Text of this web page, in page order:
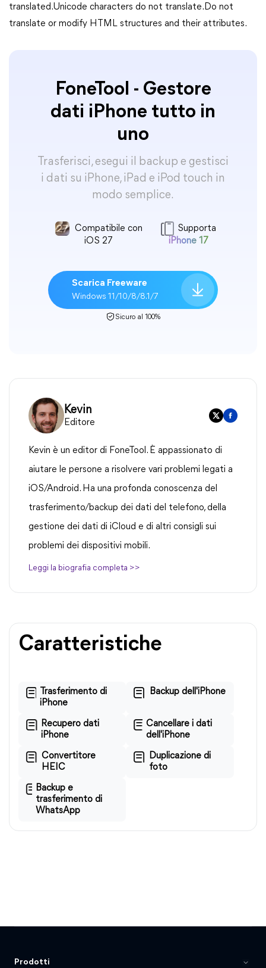
translated.Unicode characters do not translate.Do not
translate or modify HTML structures and their attributes.
FoneTool - Gestore
dati iPhone tutto in
uno
Trasferisci, esegui il backup e gestisci
i dati su iPhone, iPad e iPod touch in
modo semplice.
Compatibile con
iOS 27
Supporta
iPhone 17
Scarica Freeware
Windows 11/10/8/8.1/7
Sicuro al 100%
Kevin
Editore
Kevin è un editor di FoneTool. È appassionato di
aiutare le persone a risolvere vari problemi legati a
iOS/Android. Ha una profonda conoscenza del
trasferimento/backup dei dati del telefono, della
gestione dei dati di iCloud e di altri consigli sui
problemi dei dispositivi mobili.
Leggi la biografia completa >>
Caratteristiche
Trasferimento di
iPhone
Backup dell'iPhone
Recupero dati
iPhone
Cancellare i dati
dell'iPhone
Convertitore
HEIC
Duplicazione di
foto
Backup e
trasferimento di
WhatsApp
Prodotti